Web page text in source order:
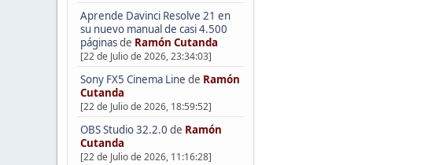
Aprende Davinci Resolve 21 en
su nuevo manual de casi 4.500
páginasde Ramón Cutanda
[22 de Julio de 2026, 23:34:03]
Sony FX5 Cinema Line de Ramón
Cutanda
[22 de Julio de 2026, 18:59:52]
OBS Studio 32.2.0 de Ramón
Cutanda
[22 de Julio de 2026, 11:16:28]